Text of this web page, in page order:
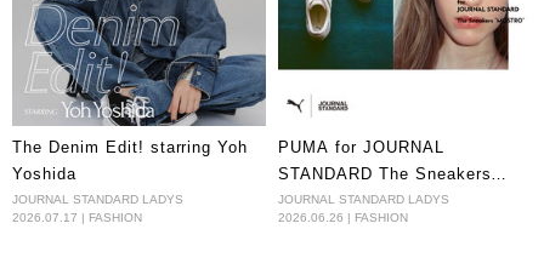
The Denim Edit! starring Yoh
Yoshida
JOURNAL STANDARD LADYS
2026.07.17 | FASHION
PUMA for JOURNAL
STANDARD The Sneakers
“MOSTRO”
JOURNAL STANDARD LADYS
2026.06.26 | FASHION